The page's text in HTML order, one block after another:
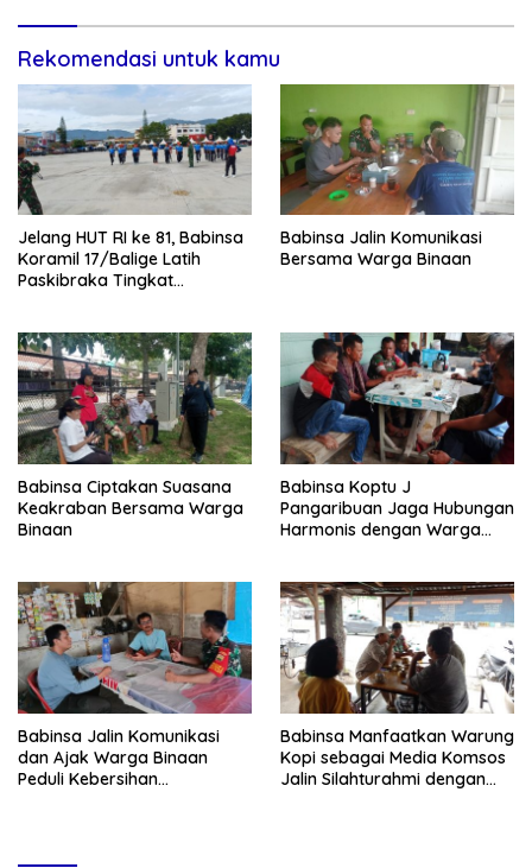
Rekomendasi untuk kamu
Jelang HUT RI ke 81, Babinsa
Koramil 17/Balige Latih
Paskibraka Tingkat
Babinsa Jalin Komunikasi
Bersama Warga Binaan
Babinsa Ciptakan Suasana
Keakraban Bersama Warga
Binaan
Babinsa Koptu J
Pangaribuan Jaga Hubungan
Harmonis dengan Warga
Babinsa Jalin Komunikasi
dan Ajak Warga Binaan
Peduli Kebersihan
Babinsa Manfaatkan Warung
Kopi sebagai Media Komsos
Jalin Silahturahmi dengan